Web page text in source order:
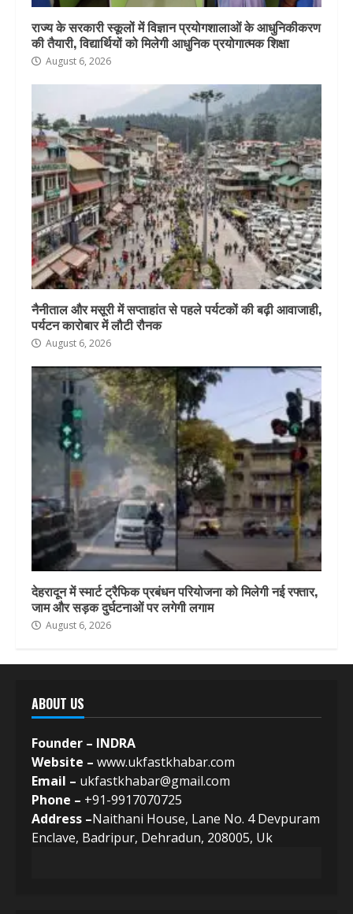
राज्य के सरकारी स्कूलों में विज्ञान प्रयोगशालाओं के आधुनिकीकरण
की तैयारी, विद्यार्थियों को मिलेगी आधुनिक प्रयोगात्मक शिक्षा
August 6, 2026
नैनीताल और मसूरी में सप्ताहांत से पहले पर्यटकों की बढ़ी आवाजाही,
पर्यटन कारोबार में लौटी रौनक
August 6, 2026
देहरादून में स्मार्ट ट्रैफिक प्रबंधन परियोजना को मिलेगी नई रफ्तार,
जाम और सड़क दुर्घटनाओं पर लगेगी लगाम
August 6, 2026
ABOUT US
Founder – INDRA
Website – www.ukfastkhabar.com
Email – ukfastkhabar@gmail.com
Phone – +91-9917070725
Address –Naithani House, Lane No. 4 Devpuram
Enclave, Badripur, Dehradun, 208005, Uk